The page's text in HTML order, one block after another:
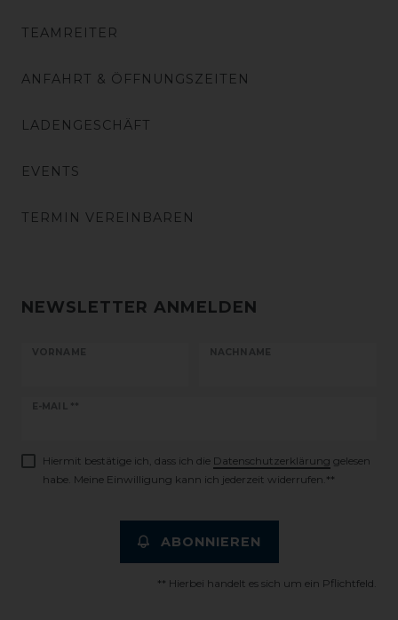
TEAMREITER
ANFAHRT & ÖFFNUNGSZEITEN
LADENGESCHÄFT
EVENTS
TERMIN VEREINBAREN
NEWSLETTER ANMELDEN
VORNAME NACHNAME
E-MAIL **
Newsletter
Hiermit bestätige ich, dass ich die Daten­schutz­erklärung gelesen
habe. Meine Einwilligung kann ich jederzeit widerrufen.**
ABONNIEREN
** Hierbei handelt es sich um ein Pflichtfeld.